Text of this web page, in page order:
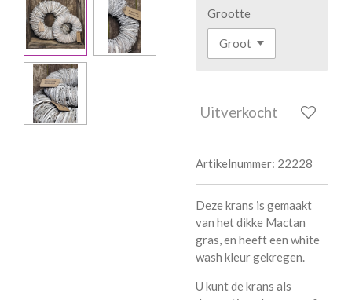
Grootte
Uitverkocht
Artikelnummer: 22228
Deze krans is gemaakt
van het dikke Mactan
gras, en heeft een white
wash kleur gekregen.
U kunt de krans als